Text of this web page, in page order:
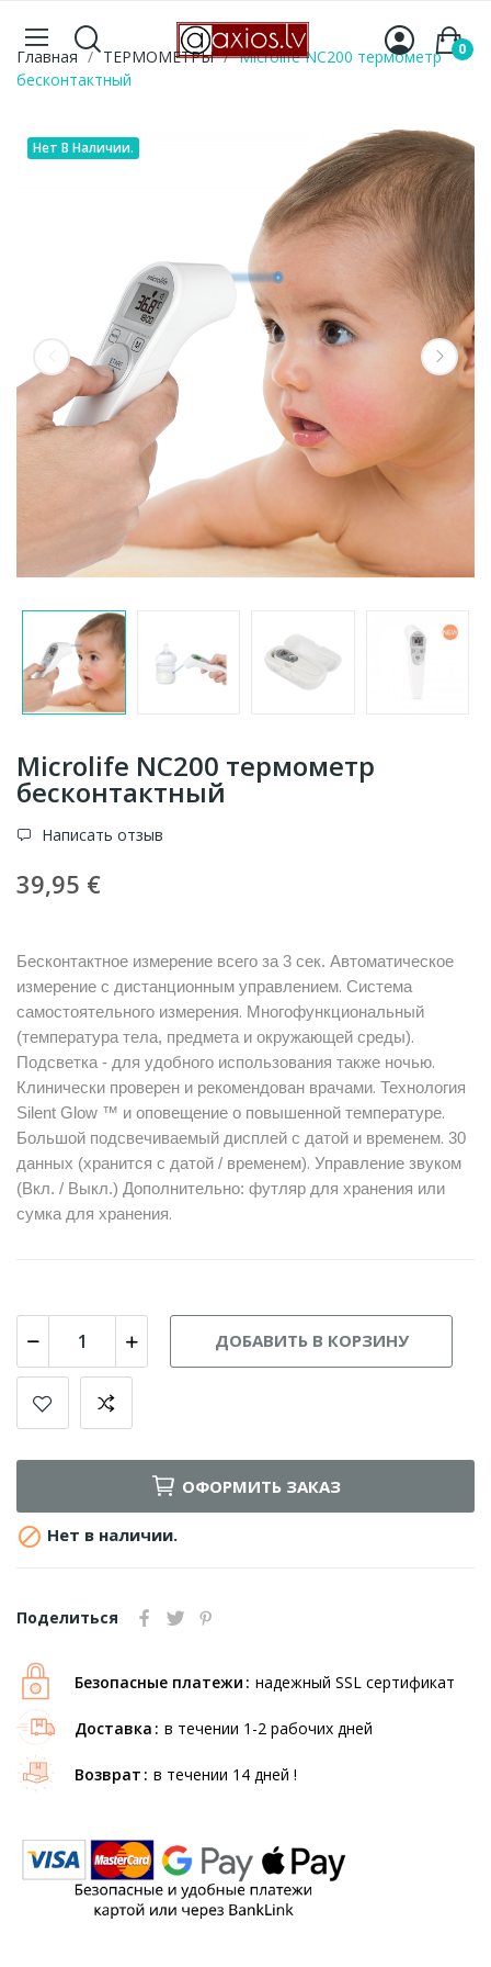
0
Главная ТЕРМОМЕТРЫ
Microlife NC200 термометр
бесконтактный
Нет В Наличии.
Microlife NC200 термометр
бесконтактный
Написать отзыв
39,95 €
Бесконтактное измерение всего за 3 сек. Автоматическое
измерение с дистанционным управлением. Система
самостоятельного измерения. Многофункциональный
(температура тела, предмета и окружающей среды).
Подсветка - для удобного использования также ночью.
Клинически проверен и рекомендован врачами. Технология
Silent Glow ™ и оповещение о повышенной температуре.
Большой подсвечиваемый дисплей с датой и временем. 30
данных (хранится с датой / временем). Управление звуком
(Вкл. / Выкл.) Дополнительно: футляр для хранения или
сумка для хранения.
ДОБАВИТЬ В КОРЗИНУ
ОФОРМИТЬ ЗАКАЗ
 Нет в наличии.
Поделиться
Безопасные платежи надежный SSL сертификат
Доставка в течении 1-2 рабочих дней
Возврат в течении 14 дней !